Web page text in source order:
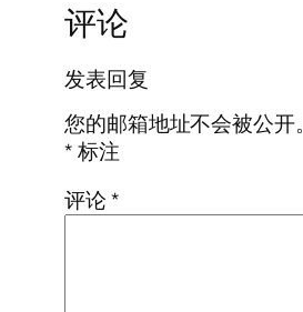
评论
发表回复
您的邮箱地址不会被公开。
*标注
评论*